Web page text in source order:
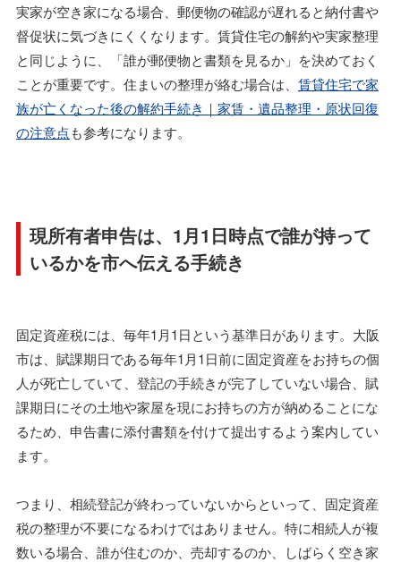
実家が空き家になる場合、郵便物の確認が遅れると納付書や
督促状に気づきにくくなります。賃貸住宅の解約や実家整理
と同じように、「誰が郵便物と書類を見るか」を決めておく
ことが重要です。住まいの整理が絡む場合は、 賃貸住宅で家
族が亡くなった後の解約手続き｜家賃・遺品整理・原状回復
の注意点も参考になります。
現所有者申告は、1月1日時点で誰が持って
いるかを市へ伝える手続き
固定資産税には、毎年1月1日という基準日があります。大阪
市は、賦課期日である毎年1月1日前に固定資産をお持ちの個
人が死亡していて、登記の手続きが完了していない場合、賦
課期日にその土地や家屋を現にお持ちの方が納めることにな
るため、申告書に添付書類を付けて提出するよう案内してい
ます。
つまり、相続登記が終わっていないからといって、固定資産
税の整理が不要になるわけではありません。特に相続人が複
数いる場合、誰が住むのか、売却するのか、しばらく空き家